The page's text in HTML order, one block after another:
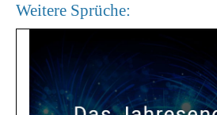
Weitere Sprüche: